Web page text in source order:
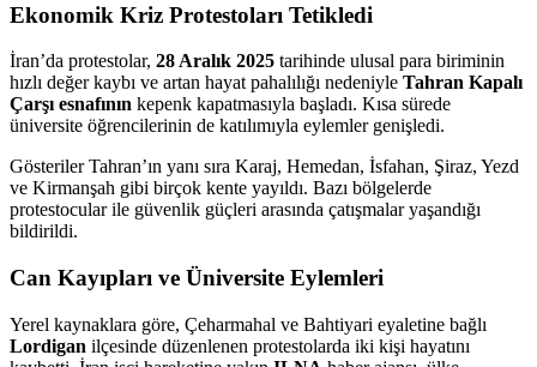
Ekonomik Kriz Protestoları Tetikledi
İran’da protestolar, 28 Aralık 2025 tarihinde ulusal para biriminin
hızlı değer kaybı ve artan hayat pahalılığı nedeniyle Tahran Kapalı
Çarşı esnafının kepenk kapatmasıyla başladı. Kısa sürede
üniversite öğrencilerinin de katılımıyla eylemler genişledi.
Gösteriler Tahran’ın yanı sıra Karaj, Hemedan, İsfahan, Şiraz, Yezd
ve Kirmanşah gibi birçok kente yayıldı. Bazı bölgelerde
protestocular ile güvenlik güçleri arasında çatışmalar yaşandığı
bildirildi.
Can Kayıpları ve Üniversite Eylemleri
Yerel kaynaklara göre, Çeharmahal ve Bahtiyari eyaletine bağlı
Lordigan ilçesinde düzenlenen protestolarda iki kişi hayatını